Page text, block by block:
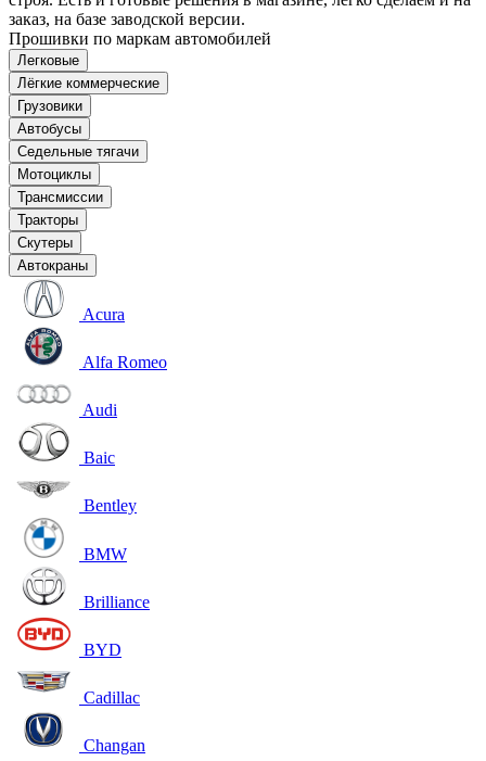
заказ, на базе заводской версии.
Прошивки по маркам автомобилей
Легковые
Лёгкие коммерческие
Грузовики
Автобусы
Седельные тягачи
Мотоциклы
Трансмиссии
Тракторы
Скутеры
Автокраны
Acura
Alfa Romeo
Audi
Baic
Bentley
BMW
Brilliance
BYD
Cadillac
Changan